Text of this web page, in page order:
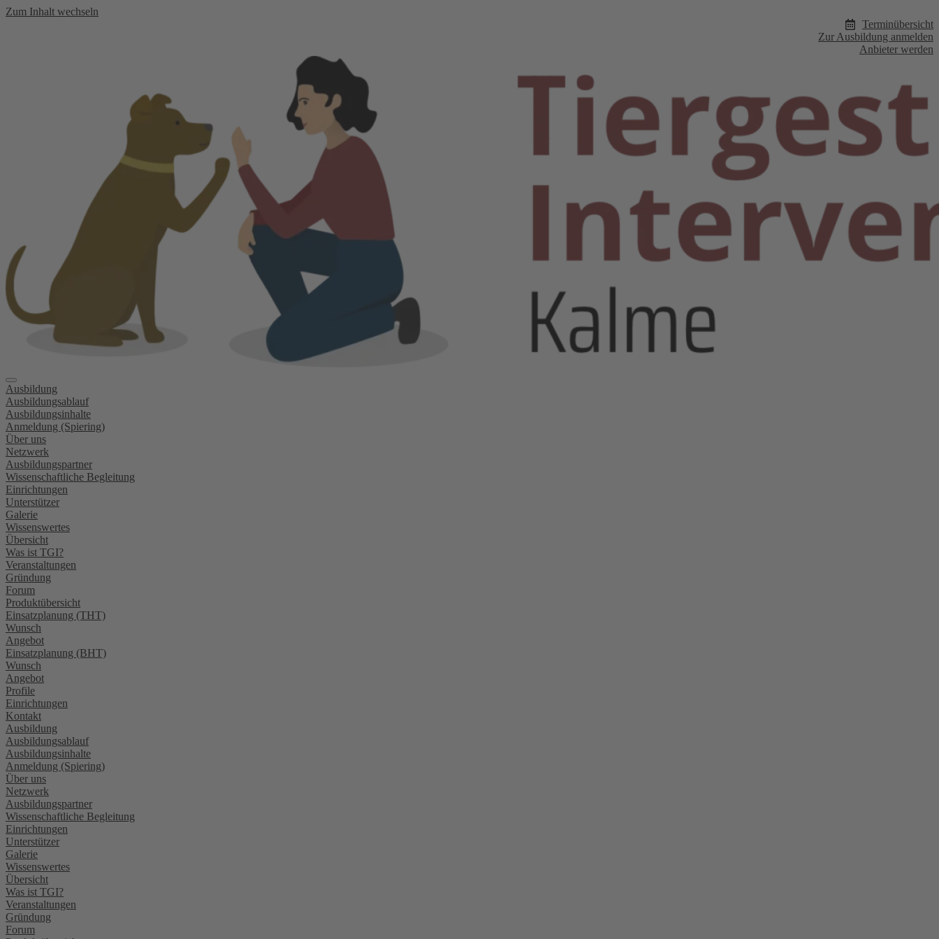
Zum Inhalt wechseln
Terminübersicht
Zur Ausbildung anmelden
Anbieter werden
Ausbildung
Ausbildungsablauf
Ausbildungsinhalte
Anmeldung (Spiering)
Über uns
Netzwerk
Ausbildungspartner
Wissenschaftliche Begleitung
Einrichtungen
Unterstützer
Galerie
Wissenswertes
Übersicht
Was ist TGI?
Veranstaltungen
Gründung
Forum
Produktübersicht
Einsatzplanung (THT)
Wunsch
Angebot
Einsatzplanung (BHT)
Wunsch
Angebot
Profile
Einrichtungen
Kontakt
Ausbildung
Ausbildungsablauf
Ausbildungsinhalte
Anmeldung (Spiering)
Über uns
Netzwerk
Ausbildungspartner
Wissenschaftliche Begleitung
Einrichtungen
Unterstützer
Galerie
Wissenswertes
Übersicht
Was ist TGI?
Veranstaltungen
Gründung
Forum